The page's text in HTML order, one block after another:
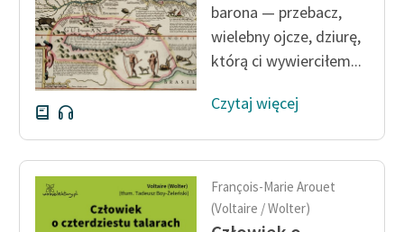
Szkoła Poezji Wolnych
Lektur
O nas
Kontakt
O projekcie
Zespół
barona — przebacz,
wielebny ojcze, dziurę,
którą ci wywierciłem...
Czytaj więcej
François-Marie Arouet
(Voltaire / Wolter)